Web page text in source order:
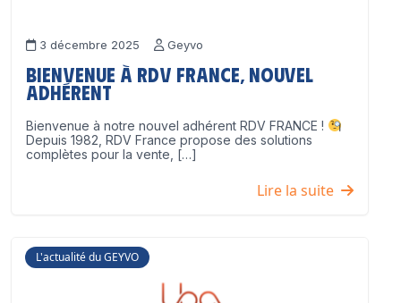
3 décembre 2025 Geyvo
Bienvenue à RDV France, nouvel
adhérent
Bienvenue à notre nouvel adhérent RDV FRANCE !
Depuis 1982, RDV France propose des solutions
complètes pour la vente, […]
Lire la suite
L'actualité du GEYVO